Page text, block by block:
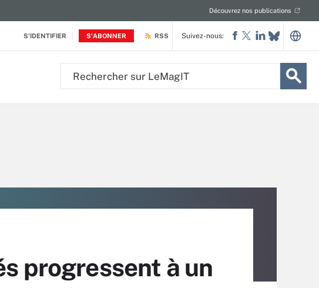
S'IDENTIFIER S'ABONNER
Découvrez nos publications
RSS Suivez-nous:
progressent à un